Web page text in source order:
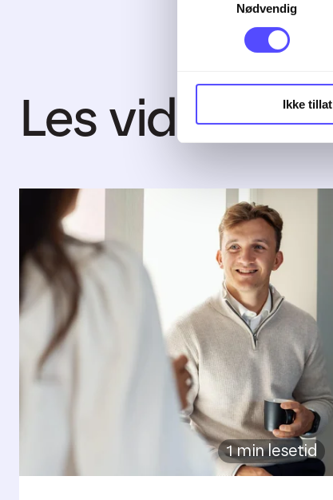
Nødvendig
Ikke tillat
Les videre
1 min lesetid